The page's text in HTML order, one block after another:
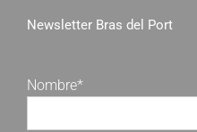
Newsletter Bras del Port
Nombre*